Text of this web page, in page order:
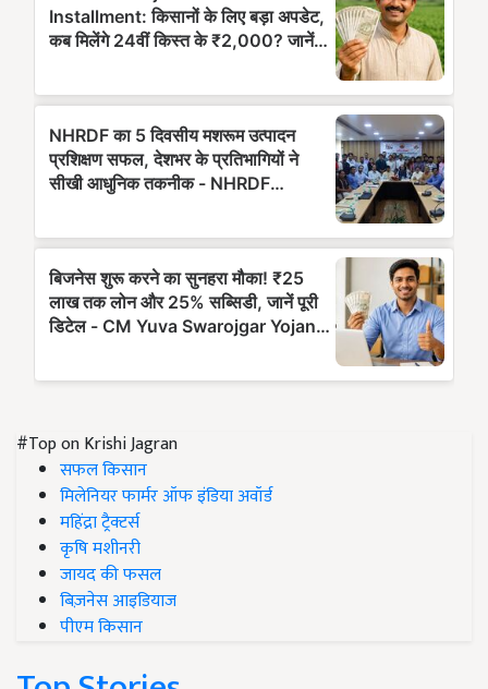
#Top on Krishi Jagran
सफल किसान
मिलेनियर फार्मर ऑफ इंडिया अवॉर्ड
महिंद्रा ट्रैक्टर्स
कृषि मशीनरी
जायद की फसल
बिज़नेस आइडियाज
पीएम किसान